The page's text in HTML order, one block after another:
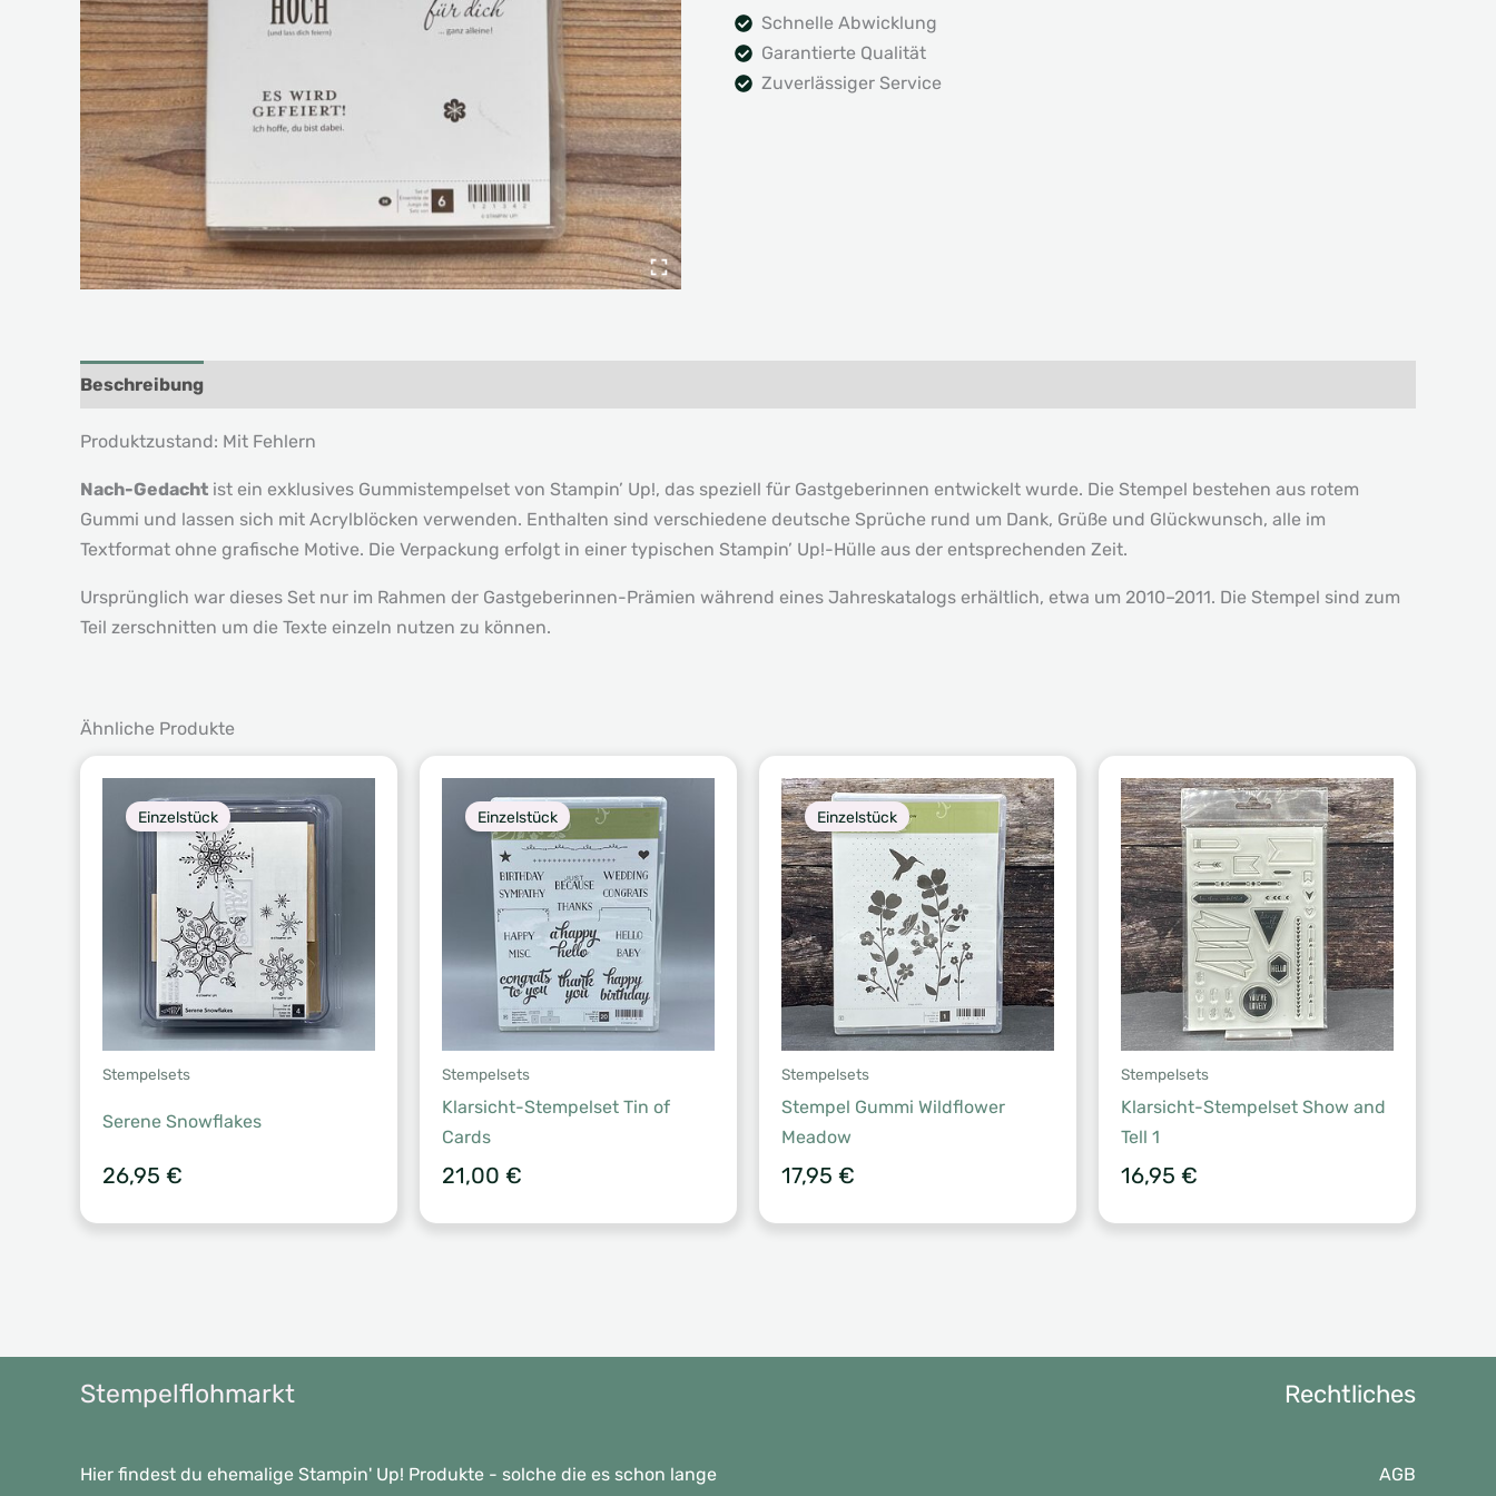
Schnelle Abwicklung
Garantierte Qualität
Zuverlässiger Service
Beschreibung
Produktzustand: Mit Fehlern
Nach-Gedacht ist ein exklusives Gummistempelset von Stampin’ Up!, das speziell für Gastgeberinnen entwickelt wurde. Die Stempel bestehen aus rotem
Gummi und lassen sich mit Acrylblöcken verwenden. Enthalten sind verschiedene deutsche Sprüche rund um Dank, Grüße und Glückwunsch, alle im
Textformat ohne grafische Motive. Die Verpackung erfolgt in einer typischen Stampin’ Up!-Hülle aus der entsprechenden Zeit.
Ursprünglich war dieses Set nur im Rahmen der Gastgeberinnen-Prämien während eines Jahreskatalogs erhältlich, etwa um 2010–2011. Die Stempel sind zum
Teil zerschnitten um die Texte einzeln nutzen zu können.
Ähnliche Produkte
Einzelstück
Stempelsets
Serene Snowflakes
26,95 €
Einzelstück
Stempelsets
Klarsicht-Stempelset Tin of
Cards
21,00 €
Einzelstück
Stempelsets
Stempel Gummi Wildflower
Meadow
17,95 €
Stempelsets
Klarsicht-Stempelset Show and
Tell 1
16,95 €
Stempelflohmarkt
Hier findest du ehemalige Stampin' Up! Produkte - solche die es schon lange
Rechtliches
AGB